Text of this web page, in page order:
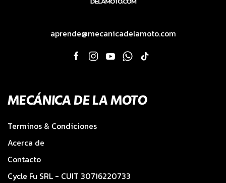
aprende@mecanicadelamoto.com
MECÁNICA DE LA MOTO
Terminos & Condiciones
Acerca de
Contacto
Cycle Fu SRL - CUIT 30716220733